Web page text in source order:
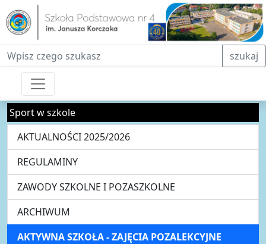
Fraza do wyszukiwania szukaj
Sport w szkole
AKTUALNOŚCI 2025/2026
REGULAMINY
ZAWODY SZKOLNE I POZASZKOLNE
ARCHIWUM
AKTYWNA SZKOŁA - ZAJĘCIA POZALEKCYJNE